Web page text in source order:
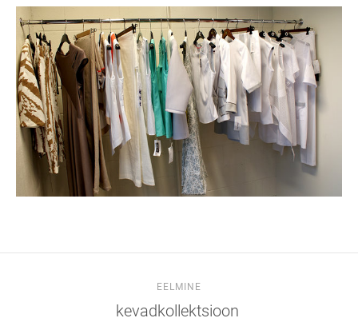
EELMINE
kevadkollektsioon